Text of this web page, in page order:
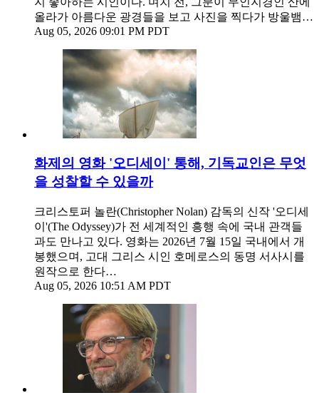
올라가 아름다운 광경들을 보고 사진을 찍다가 방울뱀…
Aug 05, 2026 09:01 PM PDT
화제의 영화 '오디세이' 통해, 기독교인은 무엇
을 성찰할 수 있을까
크리스토퍼 놀란(Christopher Nolan) 감독의 신작 '오디세
이'(The Odyssey)가 전 세계적인 흥행 속에 국내 관객들
과도 만나고 있다. 영화는 2026년 7월 15일 국내에서 개
봉했으며, 고대 그리스 시인 호메로스의 동명 서사시를
원작으로 한다…
Aug 05, 2026 10:51 AM PDT